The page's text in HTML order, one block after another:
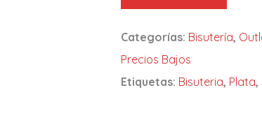
Categorías: Bisutería,
Precios Bajos
Etiquetas: Bisuteria, Plata,